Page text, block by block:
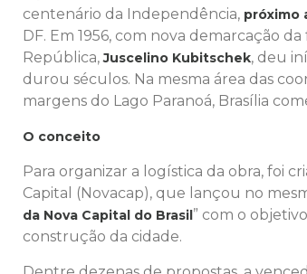
centenário da Independência, próximo
DF. Em 1956, com nova demarcação
República,Juscelino Kubitschek, deu
durou séculos. Na mesma área das
margens do Lago Paranoá, Brasília
O conceito
Para organizar a logística da obra, foi
Capital (Novacap), que lançou no
da Nova Capital do Brasil ” com o
construção da cidade.